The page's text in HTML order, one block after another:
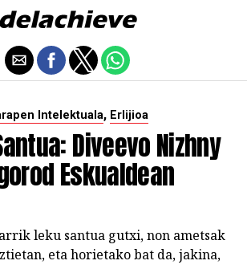
Intelektuala, Erlijioa
Diveevo Nizhny
Eskualdean
leku santua gutxi, non ametsak
eta horietako bat da, jakina,